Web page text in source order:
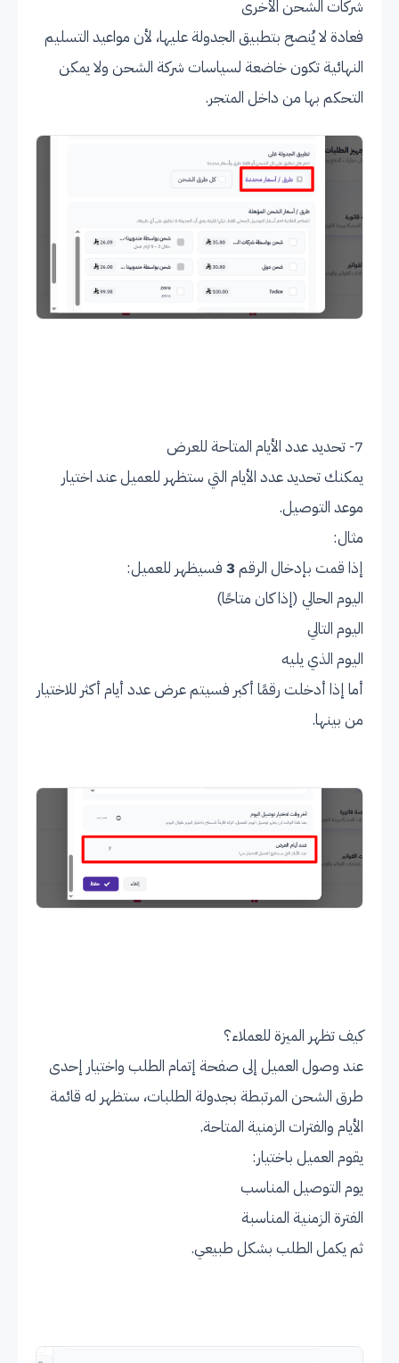
شركات الشحن الأخرى
فعادة لا يُنصح بتطبيق الجدولة عليها، لأن مواعيد التسليم
النهائية تكون خاضعة لسياسات شركة الشحن ولا يمكن
التحكم بها من داخل المتجر.
7- تحديد عدد الأيام المتاحة للعرض
يمكنك تحديد عدد الأيام التي ستظهر للعميل عند اختيار
موعد التوصيل.
مثال:
إذا قمت بإدخال الرقم 3 فسيظهر للعميل:
اليوم الحالي (إذا كان متاحًا)
اليوم التالي
اليوم الذي يليه
أما إذا أدخلت رقمًا أكبر فسيتم عرض عدد أيام أكثر للاختيار
من بينها.
كيف تظهر الميزة للعملاء؟
عند وصول العميل إلى صفحة إتمام الطلب واختيار إحدى
طرق الشحن المرتبطة بجدولة الطلبات، ستظهر له قائمة
الأيام والفترات الزمنية المتاحة.
يقوم العميل باختيار:
يوم التوصيل المناسب
الفترة الزمنية المناسبة
ثم يكمل الطلب بشكل طبيعي.